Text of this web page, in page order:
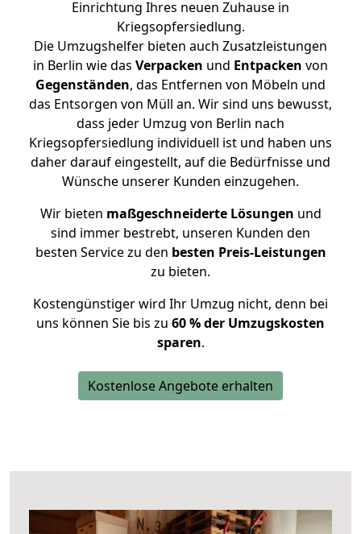
Einrichtung Ihres neuen Zuhause in
Kriegsopfersiedlung.
Die Umzugshelfer bieten auch Zusatzleistungen
in Berlin wie das Verpacken und Entpacken von
Gegenständen, das Entfernen von Möbeln und
das Entsorgen von Müll an. Wir sind uns bewusst,
dass jeder Umzug von Berlin nach
Kriegsopfersiedlung individuell ist und haben uns
daher darauf eingestellt, auf die Bedürfnisse und
Wünsche unserer Kunden einzugehen.
Wir bieten maßgeschneiderte Lösungen und
sind immer bestrebt, unseren Kunden den
besten Service zu den besten Preis-Leistungen
zu bieten.
Kostengünstiger wird Ihr Umzug nicht, denn bei
uns können Sie bis zu 60 % der Umzugskosten
sparen.
Kostenlose Angebote erhalten